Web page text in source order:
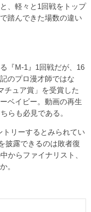
、軽々と1回戦をトップ
踏んできた場数の違い
『M-1』1回戦だが、16
のプロ漫才師ではな
チュア賞」を受賞した
ベイビー。動画の再生
らも必見である。
リーするとみられてい
披露できるのは敗者復
からファイナリスト、
。